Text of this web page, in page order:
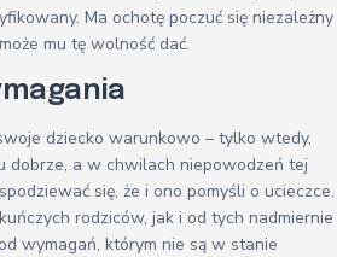
Ma ochotę poczuć się niezależny
mu tę wolność dać.
dziecko warunkowo – tylko wtedy,
dobrze, a w chwilach niepowodzeń tej
się, że i ono pomyśli o ucieczce.
rodziców, jak i od tych nadmiernie
wymagań, którym nie są w stanie